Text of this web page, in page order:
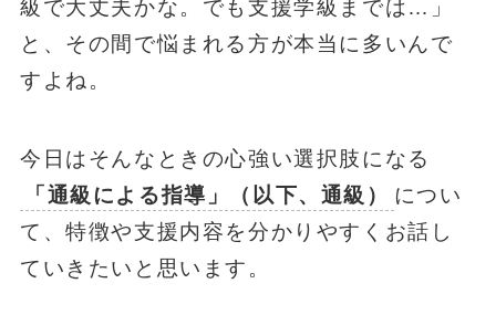
級で大丈夫かな。でも支援学級までは…」
と、その間で悩まれる方が本当に多いんで
すよね。
今日はそんなときの心強い選択肢になる
「通級による指導」（以下、通級）
につい
て、特徴や支援内容を分かりやすくお話し
ていきたいと思います。